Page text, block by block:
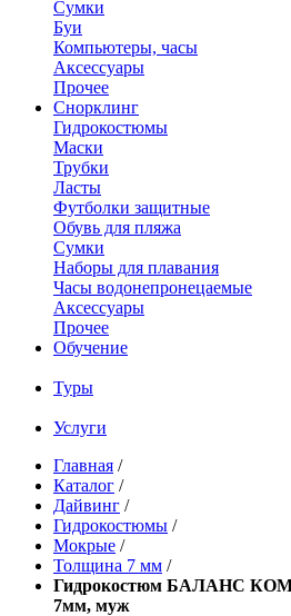
Сумки
Буи
Компьютеры, часы
Аксессуары
Прочее
Снорклинг
Гидрокостюмы
Маски
Трубки
Ласты
Футболки защитные
Обувь для пляжа
Сумки
Наборы для плавания
Часы водонепронецаемые
Аксессуары
Прочее
Обучение
Туры
Услуги
Главная /
Каталог /
Дайвинг /
Гидрокостюмы /
Мокрые /
Толщина 7 мм /
Гидрокостюм БАЛАНС
7мм, муж